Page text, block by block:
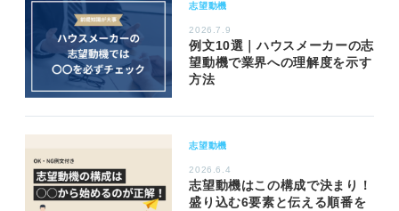
志望動機
2026.7.9
例文10選｜ハウスメーカーの志
望動機で業界への理解度を示す
方法
志望動機
2026.6.4
志望動機はこの構成で決まり！
盛り込む6要素と伝える順番を